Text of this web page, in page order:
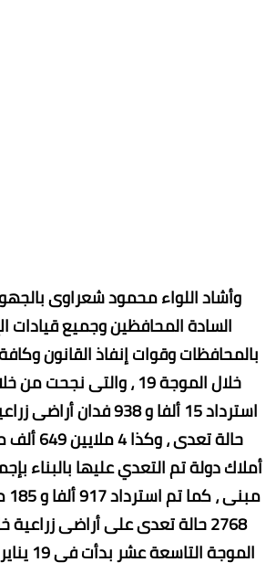
وأشاد اللواء محمود شعراوى
السادة المحافظين وجميع قيادات
بالمحافظات وقوات إنفاذ القانون
خلال الموجة 19 ، والتى
حالة تعدى
2768 حالة تعدى على أراضى
الموجة